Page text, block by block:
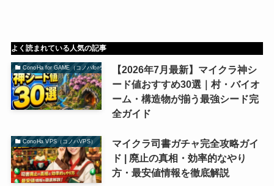
よく読まれている人気の記事
ConoHa for GAME（コノハforゲーム）【2026年7月最新】マイクラ神シ
ード値おすすめ30選｜村・バイオ
ーム・構造物が揃う最強シード完
全ガイド
ConoHa VPS（コノハVPS）
マイクラ司書ガチャ完全攻略ガイ
ド | 廃止の真相・効率的なやり
方・最安値情報を徹底解説